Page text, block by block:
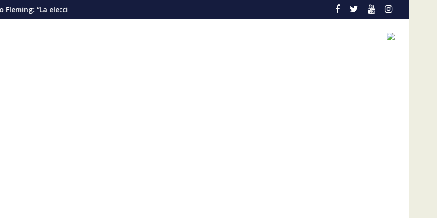
debería pautarse para diciembre de 2028”
Cáncer de pulmón en Venezuela: la detección temprana es la gran aliada para salvar vidas